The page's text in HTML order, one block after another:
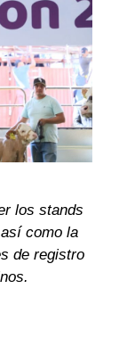
los stands
como la
de registro